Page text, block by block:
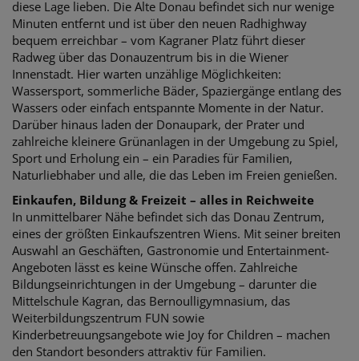
diese Lage lieben. Die Alte Donau befindet sich nur wenige
Minuten entfernt und ist über den neuen Radhighway
bequem erreichbar – vom Kagraner Platz führt dieser
Radweg über das Donauzentrum bis in die Wiener
Innenstadt. Hier warten unzählige Möglichkeiten:
Wassersport, sommerliche Bäder, Spaziergänge entlang des
Wassers oder einfach entspannte Momente in der Natur.
Darüber hinaus laden der Donaupark, der Prater und
zahlreiche kleinere Grünanlagen in der Umgebung zu Spiel,
Sport und Erholung ein – ein Paradies für Familien,
Naturliebhaber und alle, die das Leben im Freien genießen.
Einkaufen, Bildung & Freizeit – alles in Reichweite
In unmittelbarer Nähe befindet sich das Donau Zentrum,
eines der größten Einkaufszentren Wiens. Mit seiner breiten
Auswahl an Geschäften, Gastronomie und Entertainment-
Angeboten lässt es keine Wünsche offen. Zahlreiche
Bildungseinrichtungen in der Umgebung – darunter die
Mittelschule Kagran, das Bernoulligymnasium, das
Weiterbildungszentrum FUN sowie
Kinderbetreuungsangebote wie Joy for Children – machen
den Standort besonders attraktiv für Familien.